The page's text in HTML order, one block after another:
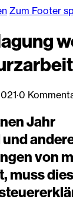
Zum Footer
·0
Jahr
von
muss